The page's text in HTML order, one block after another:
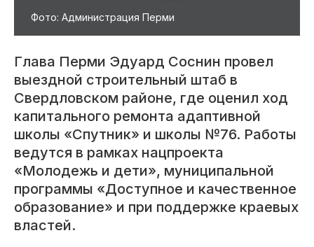
Фото: Администрация Перми
Глава Перми Эдуард Соснин провел
выездной строительный штаб в
Свердловском районе, где оценил ход
капитального ремонта адаптивной
школы «Спутник» и школы №76. Работы
ведутся в рамках нацпроекта
«Молодежь и дети», муниципальной
программы «Доступное и качественное
образование» и при поддержке краевых
властей.